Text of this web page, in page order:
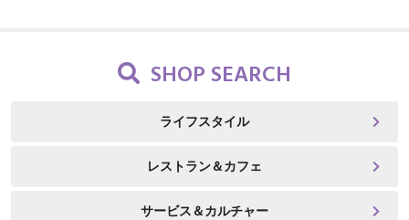
SHOP SEARCH
ライフスタイル
レストラン＆カフェ
サービス＆カルチャー